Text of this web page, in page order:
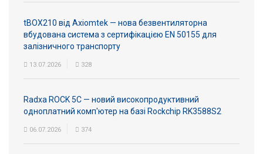
tBOX210 від Axiomtek — нова безвентиляторна
вбудована система з сертифікацією EN 50155 для
залізничного транспорту
13.07.2026 328
Radxa ROCK 5C — новий високопродуктивний
одноплатний комп'ютер на базі Rockchip RK3588S2
06.07.2026 374